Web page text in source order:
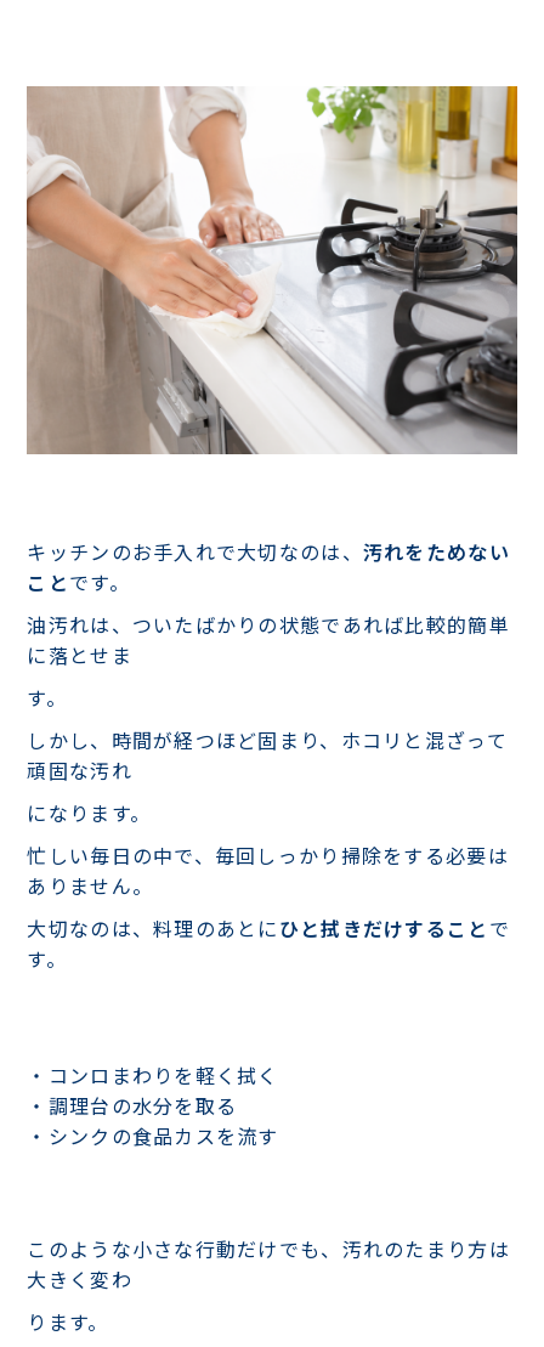
キッチンのお手入れで大切なのは、 汚れをためない
ことです。
油汚れは、ついたばかりの状態であれば比較的簡単
に落とせま
す。
しかし、時間が経つほど固まり、ホコリと混ざって
頑固な汚れ
になります。
忙しい毎日の中で、毎回しっかり掃除をする必要は
ありません。
大切なのは、料理のあとにひと拭きだけすること で
す。
・コンロまわりを軽く拭く
・調理台の水分を取る
・シンクの食品カスを流す
このような小さな行動だけでも、汚れのたまり方は
大きく変わ
ります。